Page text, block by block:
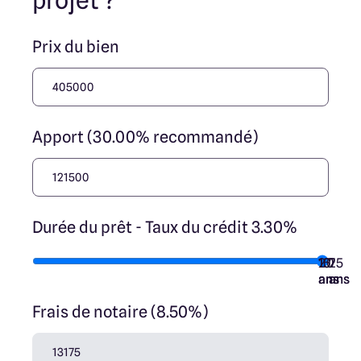
Prix du bien
Apport (30.00% recommandé)
Durée du prêt - Taux du crédit 3.30%
7
ans
10
ans
15
ans
20
ans
25
ans
Frais de notaire (8.50%)